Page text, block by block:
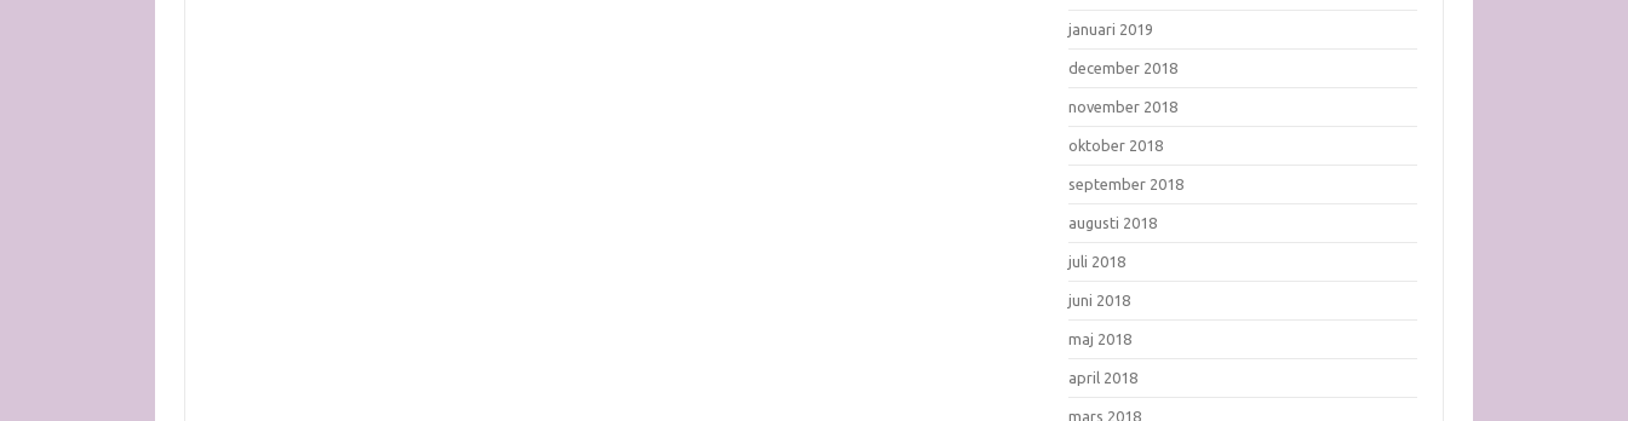
januari 2019
december 2018
november 2018
oktober 2018
september 2018
augusti 2018
juli 2018
juni 2018
maj 2018
april 2018
mars 2018